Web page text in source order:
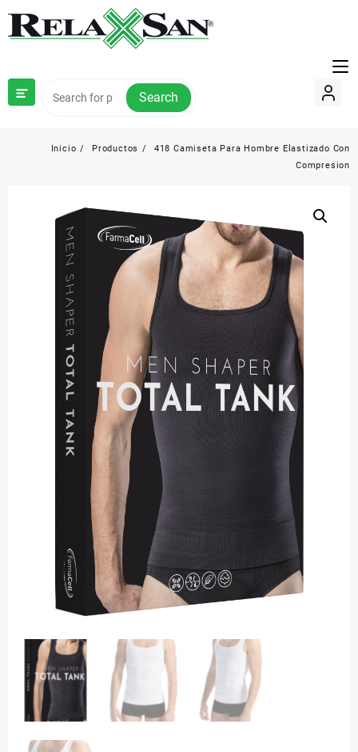
contenido
Search
Inicio Productos
418 Camiseta Para Hombre Elastizado Con
Compresion